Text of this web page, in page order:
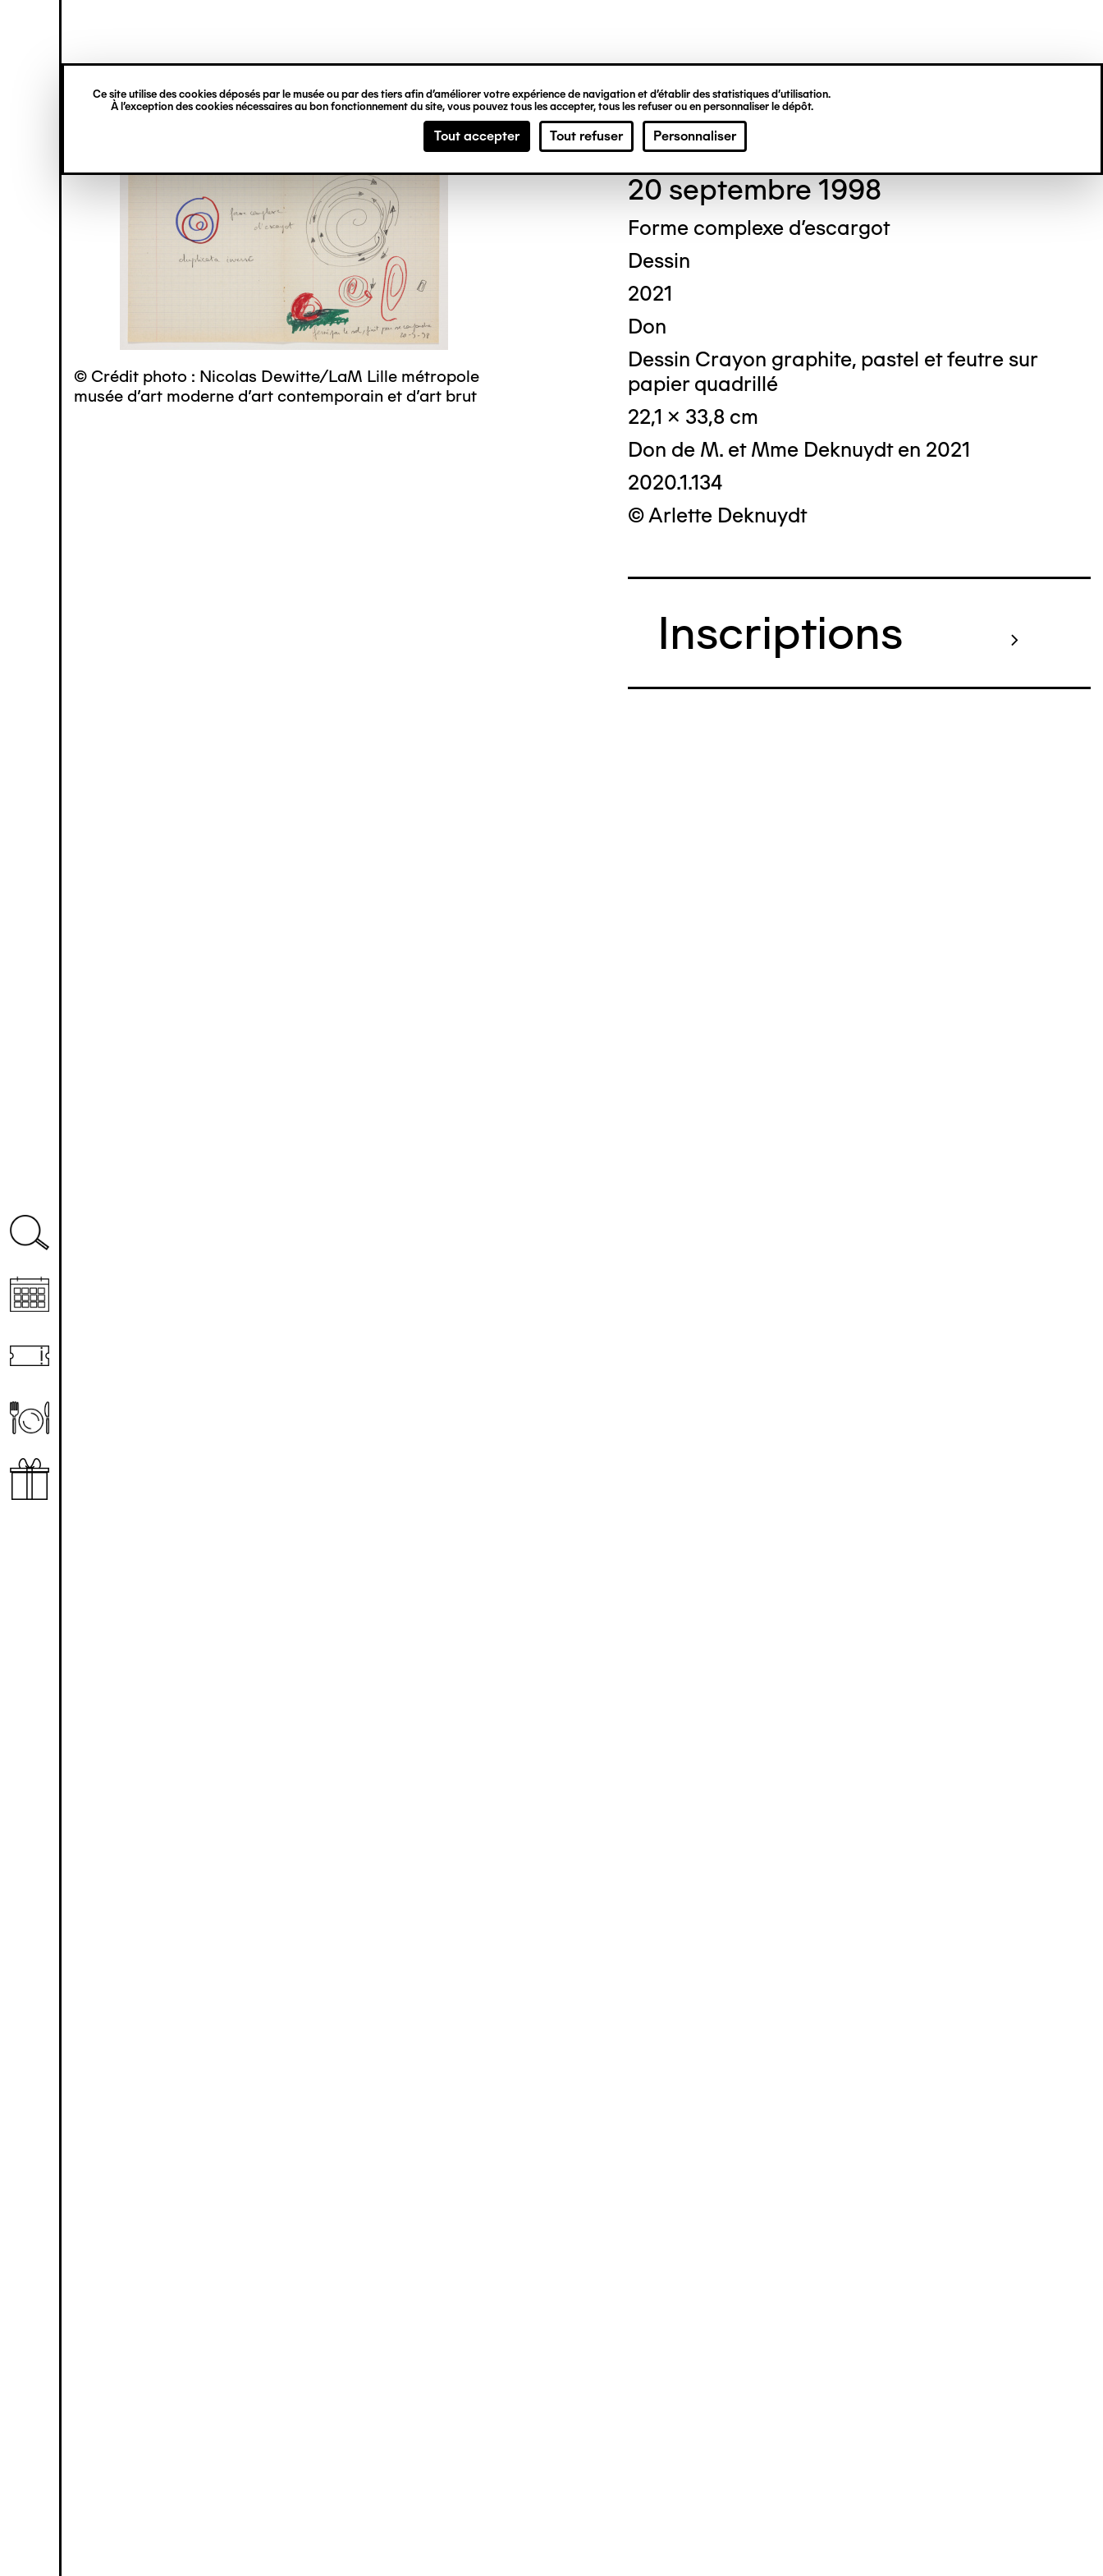
Ce site utilise des cookies déposés par le musée ou par des tiers afin d’améliorer votre expérience de navigation et d’établir des statistiques d’utilisation.
À l’exception des cookies nécessaires au bon fonctionnement du site, vous pouvez tous les accepter, tous les refuser ou en personnaliser le dépôt.
Tout accepter Tout refuser Personnaliser
principal
verticale
© Crédit photo : Nicolas Dewitte/LaM Lille métropole
musée d’art moderne d’art contemporain et d’art brut
Christine DEKNUYDT
20 septembre 1998
Forme complexe d'escargot
Dessin
2021
Don
Dessin Crayon graphite, pastel et feutre sur
papier quadrillé
22,1 x 33,8 cm
Don de M. et Mme Deknuydt en 2021
2020.1.134
© Arlette Deknuydt
Inscriptions